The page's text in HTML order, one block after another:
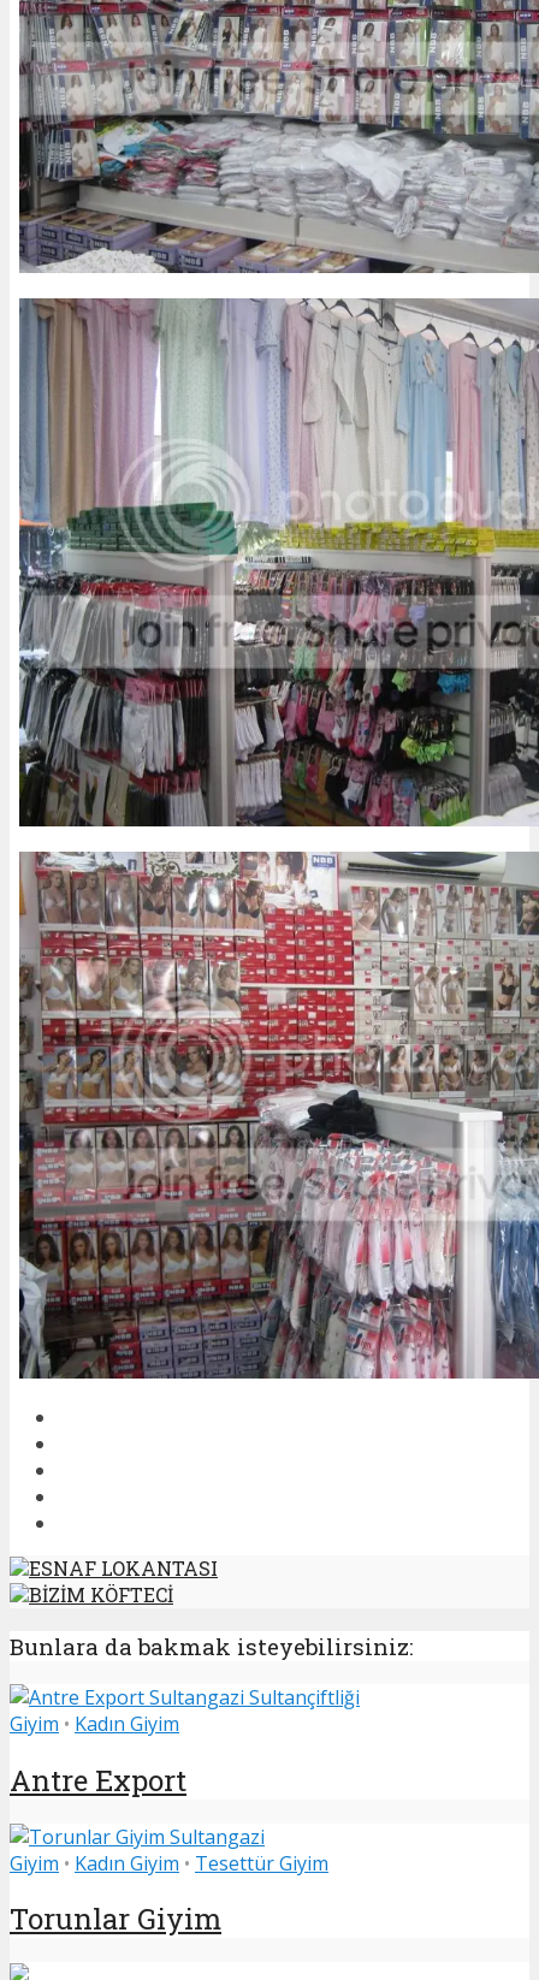
ESNAF LOKANTASI
BİZİM KÖFTECİ
Bunlara da bakmak isteyebilirsiniz:
Giyim • Kadın Giyim
Antre Export
Giyim • Kadın Giyim • Tesettür Giyim
Torunlar Giyim